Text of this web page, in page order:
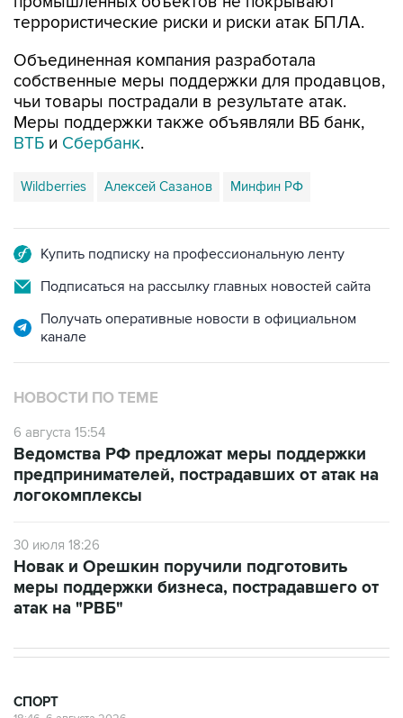
террористические риски и риски атак БПЛА.
Объединенная компания разработала
собственные меры поддержки для продавцов,
чьи товары пострадали в результате атак.
Меры поддержки также объявляли ВБ банк,
ВТБ и Сбербанк.
Wildberries Алексей Сазанов Минфин РФ
Купить подписку на профессиональную ленту
Подписаться на рассылку главных новостей сайта
Получать оперативные новости в официальном
канале
НОВОСТИ ПО ТЕМЕ
6 августа 15:54
Ведомства РФ предложат меры поддержки
предпринимателей, пострадавших от атак на
логокомплексы
30 июля 18:26
Новак и Орешкин поручили подготовить
меры поддержки бизнеса, пострадавшего от
атак на "РВБ"
СПОРТ